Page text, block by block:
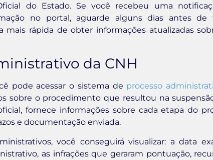
do Estado. Se você recebeu uma
no portal, aguarde alguns dias antes de
rápida de obter informações atualizadas
da CNH
pode acessar o sistema de processo
sobre o procedimento que resultou na
fornece informações sobre cada etapa do
e documentação enviada.
você conseguirá visualizar: a data
as infrações que geraram pontuação,